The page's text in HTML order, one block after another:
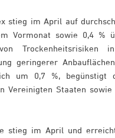
stieg im April auf
Vormonat sowie 0,4 %
Trockenheitsrisiken in
geringerer
um 0,7 %, begünstigt
Vereinigten Staaten
stieg im April und